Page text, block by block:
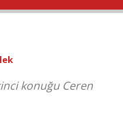
konuğu Ceren